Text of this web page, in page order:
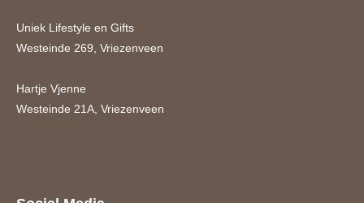
Uniek Lifestyle en Gifts
Westeinde 269, Vriezenveen
Hartje Vjenne
Westeinde 21A, Vriezenveen